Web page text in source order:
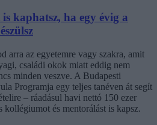
kaphatsz, ha egy évig a
arra az egyetemre vagy szakra, amit
családi okok miatt eddig nem
minden veszve. A Budapesti
Programja egy teljes tanéven át segít
– ráadásul havi nettó 150 ezer
kollégiumot és mentorálást is kapsz.